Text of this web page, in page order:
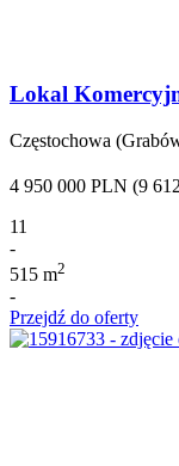
Lokal
Częstochowa
4 950 000 PLN (9
11
-
515 m2
-
Przejdź do oferty